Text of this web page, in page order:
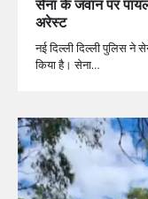
सेना के जवान पर
अरेस्ट
नई दिल्ली दिल्ली पुलिस
किया है। सेना…